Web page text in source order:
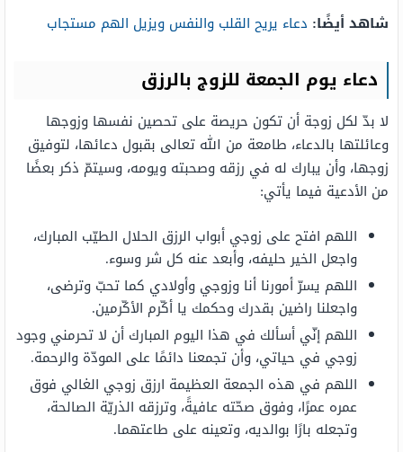
شاهد أيضًا: دعاء يريح القلب والنفس ويزيل الهم مستجاب
دعاء يوم الجمعة للزوج بالرزق
لا بدّ لكل زوجة أن تكون حريصة على تحصين نفسها وزوجها
وعائلتها بالدعاء، طامعة من الله تعالى بقبول دعائها، لتوفيق
زوجها، وأن يبارك له في رزقه وصحبته ويومه، وسيتمّ ذكر بعضًا
من الأدعية فيما يأتي:
اللهم افتح على زوجي أبواب الرزق الحلال الطيّب المبارك،
واجعل الخير حليفه، وأبعد عنه كل شر وسوء.
اللهم يسرّ أمورنا أنا وزوجي وأولادي كما تحبّ وترضى،
واجعلنا راضين بقدرك وحكمك يا أكّرم الأكّرمين.
اللهم إنّي أسألك في هذا اليوم المبارك أن لا تحرمني وجود
زوجي في حياتي، وأن تجمعنا دائمًا على المودّة والرحمة.
اللهم في هذه الجمعة العظيمة ارزق زوجي الغالي فوق
عمره عمرًا، وفوق صحّته عافيةً، وترزقه الذريّة الصالحة،
وتجعله بارًا بوالديه، وتعينه على طاعتهما.